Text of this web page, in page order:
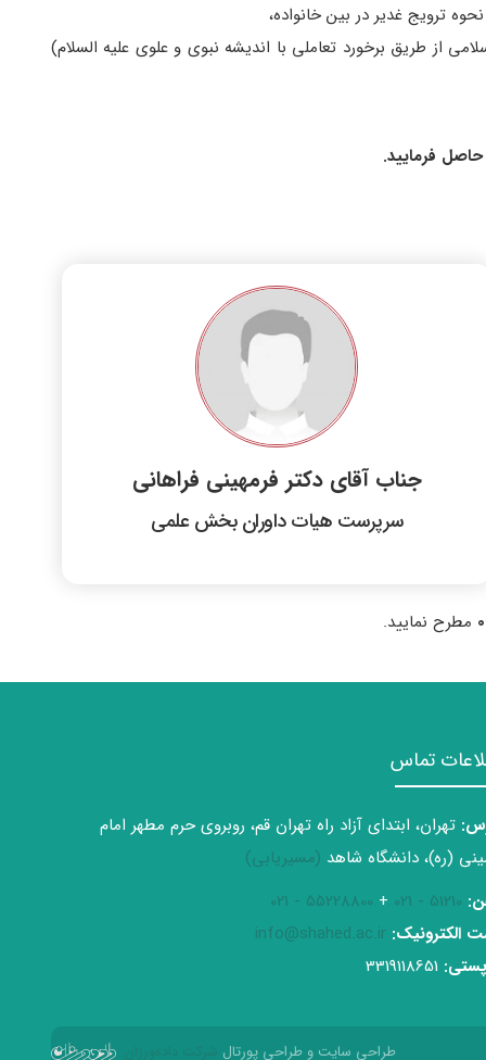
ترویج غدیر در بین خانواده،
طریق برخورد تعاملی با اندیشه نبوی و علوی علیه السلام)
جناب آقای دکتر فرمهینی فراهانی
سرپرست هیات داوران بخش علمی
مطرح نمایید.
تماس
تهران، ابتدای آزاد راه تهران قم، روبروی حرم مطهر امام
(ره)، دانشگاه شاهد (مسیریابی)
51210 - 021
+
55228800 - 021
الکترونیک: info@shahed.ac.ir
طراحی سایت و طراحی پورتال